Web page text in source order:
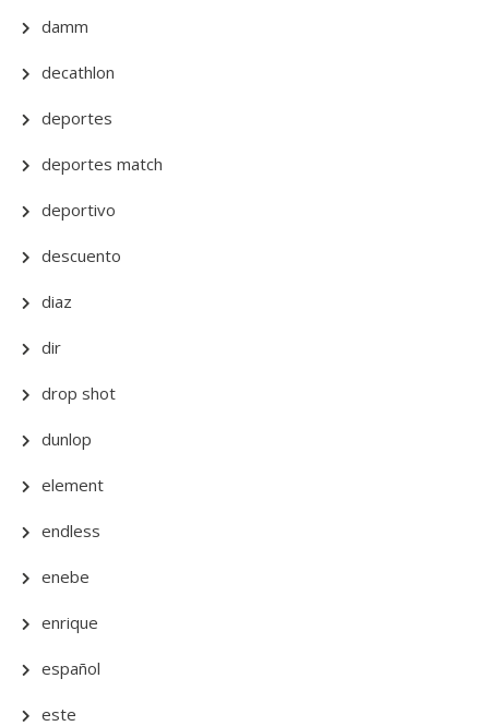
damm
decathlon
deportes
deportes match
deportivo
descuento
diaz
dir
drop shot
dunlop
element
endless
enebe
enrique
español
este